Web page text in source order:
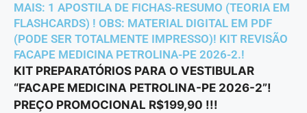
MAIS: 1 APOSTILA DE FICHAS-RESUMO (TEORIA EM
FLASHCARDS) ! OBS: MATERIAL DIGITAL EM PDF
(PODE SER TOTALMENTE IMPRESSO)! KIT REVISÃO
FACAPE MEDICINA PETROLINA-PE 2026-2.!
KIT PREPARATÓRIOS PARA O VESTIBULAR
“FACAPE MEDICINA PETROLINA-PE 2026-2”!
PREÇO PROMOCIONAL R$199,90 !!!